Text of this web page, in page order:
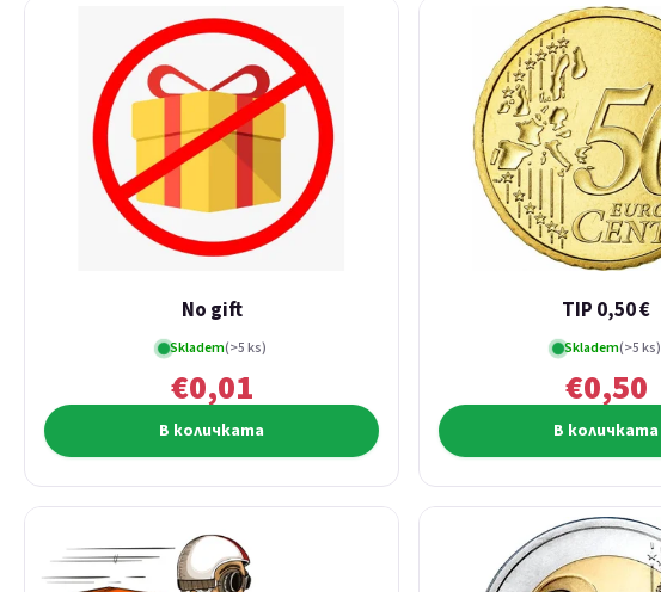
No gift
Skladem(>5 ks)
€0,01
В количката
TIP 0,50 €
Skladem(>5 ks)
€0,50
В количката